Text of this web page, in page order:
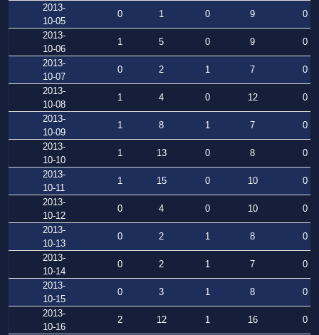
2013-
10-05
0 1 0 9
0
2013-
10-06
1 5 0 9
0
2013-
10-07
0 2 1 7
0
2013-
10-08
1 4 0 12
0
2013-
10-09
1 8 1 7
0
2013-
10-10
1 13 0 8
0
2013-
10-11
1 15 0 10
0
2013-
10-12
0 4 0 10
0
2013-
10-13
0 2 1 8
0
2013-
10-14
0 2 1 7
0
2013-
10-15
0 3 1 8
0
2013-
10-16
2 12 1 16
0